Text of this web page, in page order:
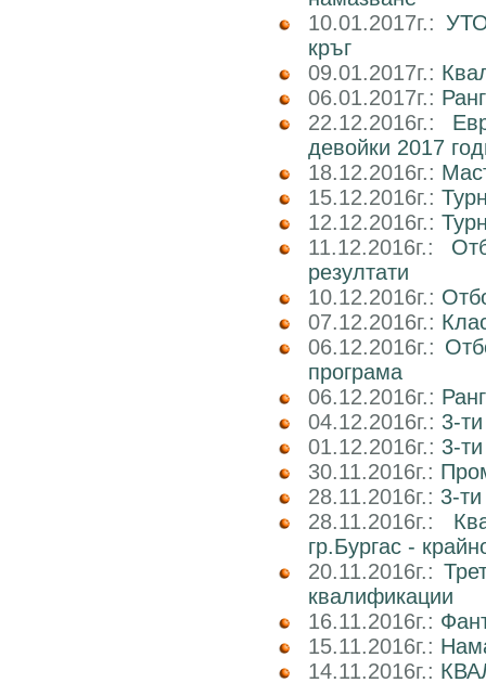
10.01.2017г.:
кръг
09.01.2017г.:
06.01.2017г.:
22.12.2016г.:
девойки 2017
18.12.2016г.:
15.12.2016г.:
12.12.2016г.:
11.12.2016г.:
резултати
10.12.2016г.:
07.12.2016г.:
06.12.2016г.:
програма
06.12.2016г.:
04.12.2016г.: 3-
01.12.2016г.: 3-
30.11.2016г.:
28.11.2016г.: 3-
28.11.2016г.:
гр.Бургас -
20.11.2016г.:
квалификации
16.11.2016г.:
15.11.2016г.:
14.11.2016г.: